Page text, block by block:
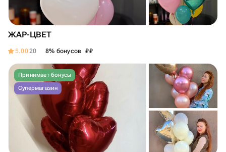
ЖАР-ЦВЕТ
5.0020 8% бонусов ₽₽
Принимает бонусы
Супермагазин